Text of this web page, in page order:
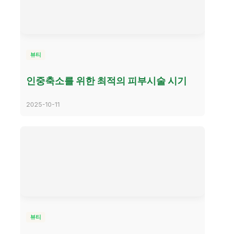
뷰티
인중축소를 위한 최적의 피부시술 시기
2025-10-11
뷰티